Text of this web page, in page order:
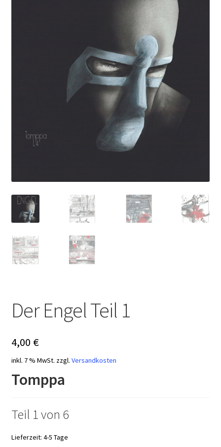
Der Engel Teil 1
4,00 €
inkl. 7 % MwSt. zzgl. Versandkosten
Tomppa
Teil 1 von 6
Lieferzeit: 4-5 Tage